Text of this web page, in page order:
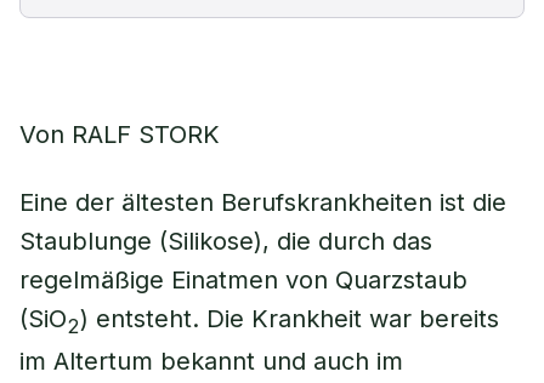
Von RALF STORK
Eine der ältesten Berufskrankheiten ist die
Staublunge (Silikose), die durch das
regelmäßige Einatmen von Quarzstaub
(SiO2) entsteht. Die Krankheit war bereits
im Altertum bekannt und auch im